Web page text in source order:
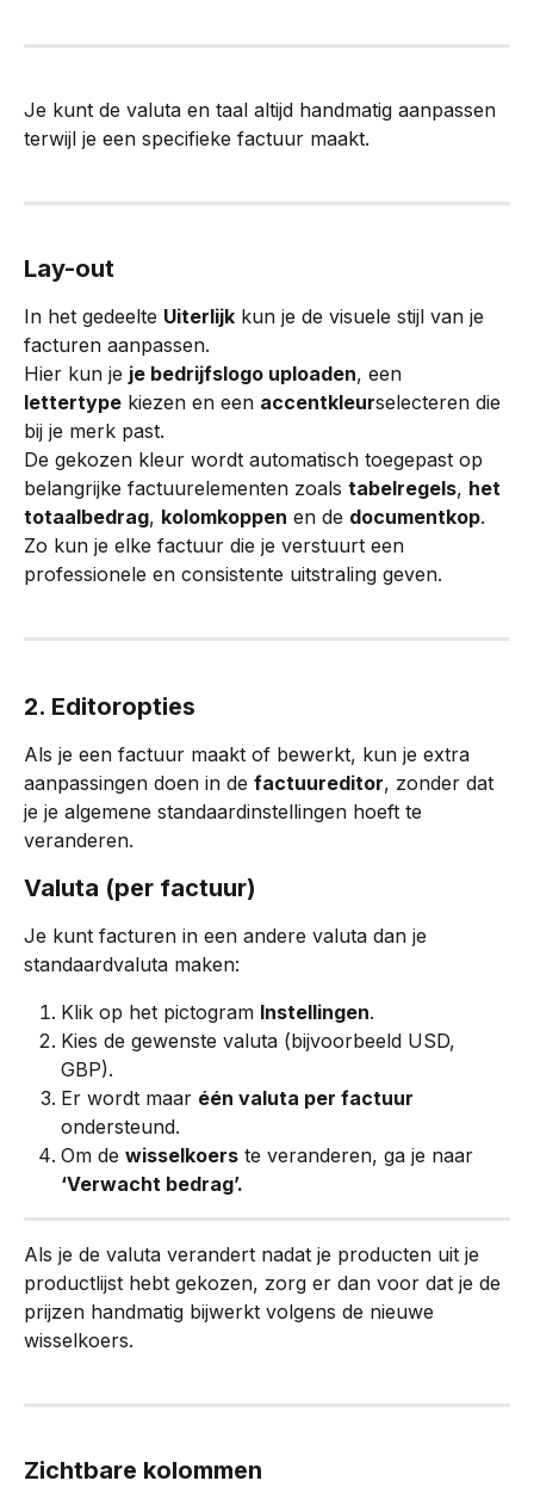
Je kunt de valuta en taal altijd handmatig aanpassen
terwijl je een specifieke factuur maakt.
Lay-out
In het gedeelte Uiterlijk kun je de visuele stijl van je
facturen aanpassen.
Hier kun je je bedrijfslogo uploaden, een
lettertype kiezen en een accentkleurselecteren die
bij je merk past.
De gekozen kleur wordt automatisch toegepast op
belangrijke factuurelementen zoals tabelregels, het
totaalbedrag, kolomkoppen en de documentkop.
Zo kun je elke factuur die je verstuurt een
professionele en consistente uitstraling geven.
2. Editoropties
Als je een factuur maakt of bewerkt, kun je extra
aanpassingen doen in de factuureditor, zonder dat
je je algemene standaardinstellingen hoeft te
veranderen.
Valuta (per factuur)
Je kunt facturen in een andere valuta dan je
standaardvaluta maken:
Klik op het pictogram Instellingen.
Kies de gewenste valuta (bijvoorbeeld USD,
GBP).
Er wordt maar één valuta per factuur
ondersteund.
Om de wisselkoers te veranderen, ga je naar
‘Verwacht bedrag’.
Als je de valuta verandert nadat je producten uit je
productlijst hebt gekozen, zorg er dan voor dat je de
prijzen handmatig bijwerkt volgens de nieuwe
wisselkoers.
Zichtbare kolommen